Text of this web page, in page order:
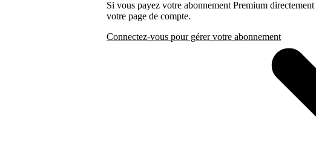
Si vous payez votre abonnement Premium
votre page de compte.
Connectez-vous pour gérer votre abonnement